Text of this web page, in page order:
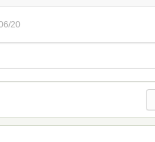
20